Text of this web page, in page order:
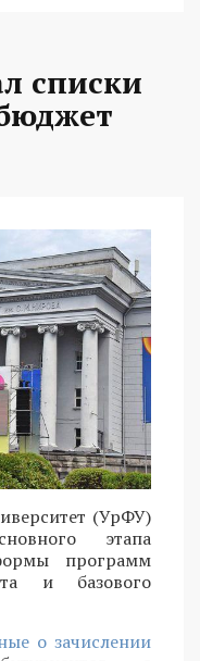
списки
(УрФУ)
этапа
программ
и базового
о зачислении